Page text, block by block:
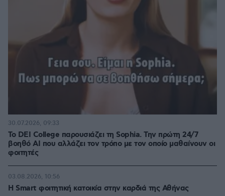
Το DEI College παρουσιάζει τη Sophia. Την πρώτη 24/7
βοηθό AI που αλλάζει τον τρόπο με τον οποίο μαθαίνουν οι
φοιτητές
30.07.2026, 09:33
Η Smart φοιτητική κατοικία στην καρδιά της Αθήνας
03.08.2026, 10:56